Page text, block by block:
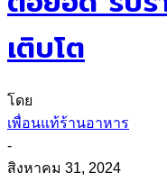
เติบโต
โดย
เพื่อนแท้ร้านอาหาร
-
สิงหาคม 31, 2024